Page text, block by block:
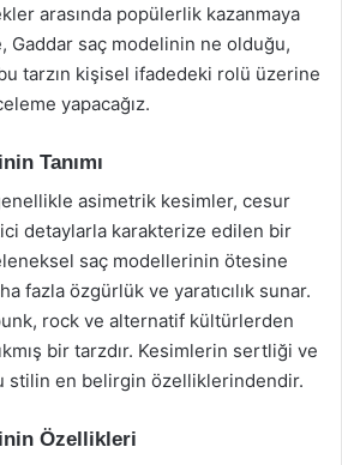
arasında popülerlik kazanmaya
Gaddar saç modelinin ne olduğu,
bu tarzın kişisel ifadedeki rolü üzerine
yapacağız.
Tanımı
asimetrik kesimler, cesur
detaylarla karakterize edilen bir
saç modellerinin ötesine
fazla özgürlük ve yaratıcılık sunar.
rock ve alternatif kültürlerden
bir tarzdır. Kesimlerin sertliği ve
stilin en belirgin özelliklerindendir.
Özellikleri